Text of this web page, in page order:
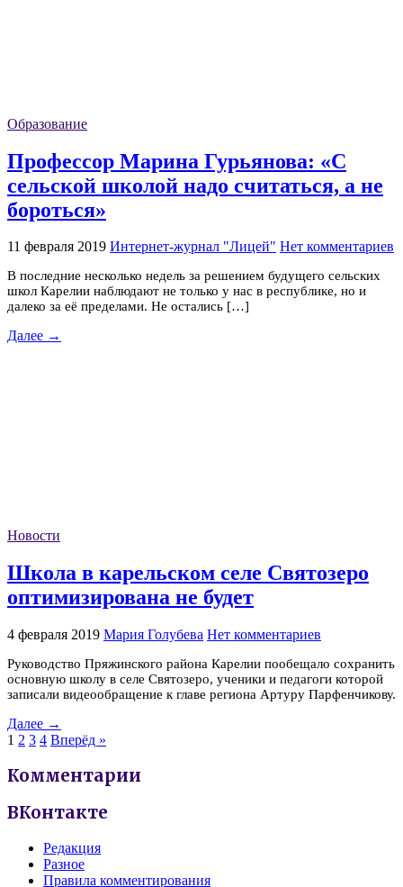
Образование
Профессор Марина Гурьянова: «С
сельской школой надо считаться, а не
бороться»
11 февраля 2019 Интернет-журнал "Лицей" Нет комментариев
В последние несколько недель за решением будущего сельских
школ Карелии наблюдают не только у нас в республике, но и
далеко за её пределами. Не остались […]
Далее →
Новости
Школа в карельском селе Святозеро
оптимизирована не будет
4 февраля 2019 Мария Голубева Нет комментариев
Руководство Пряжинского района Карелии пообещало сохранить
основную школу в селе Святозеро, ученики и педагоги которой
записали видеообращение к главе региона Артуру Парфенчикову.
Далее →
1 2 3 4 Вперёд »
Комментарии
ВКонтакте
Редакция
Разное
Правила комментирования